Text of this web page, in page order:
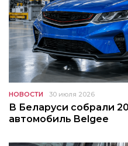
НОВОСТИ 30 июля 2026
В Беларуси собрали
автомобиль Belgee